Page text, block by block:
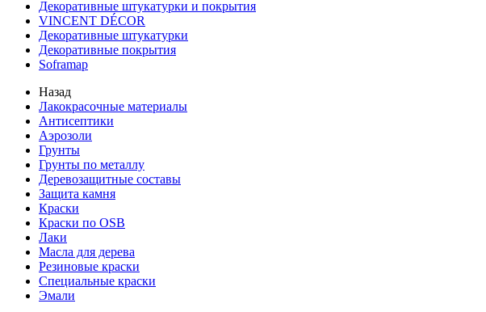
Декоративные штукатурки и покрытия
VINCENT DÉCOR
Декоративные штукатурки
Декоративные покрытия
Soframap
Назад
Лакокрасочные материалы
Антисептики
Аэрозоли
Грунты
Грунты по металлу
Деревозащитные составы
Защита камня
Краски
Краски по OSB
Лаки
Масла для дерева
Резиновые краски
Специальные краски
Эмали